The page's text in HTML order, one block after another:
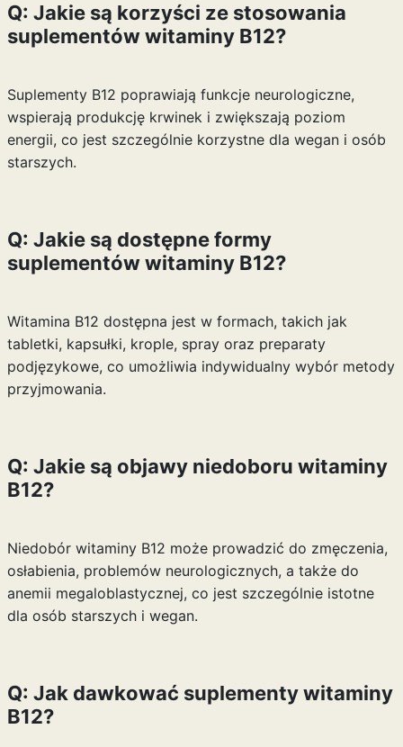
Q: Jakie są korzyści ze stosowania
suplementów witaminy B12?
Suplementy B12 poprawiają funkcje neurologiczne,
wspierają produkcję krwinek i zwiększają poziom
energii, co jest szczególnie korzystne dla wegan i osób
starszych.
Q: Jakie są dostępne formy
suplementów witaminy B12?
Witamina B12 dostępna jest w formach, takich jak
tabletki, kapsułki, krople, spray oraz preparaty
podjęzykowe, co umożliwia indywidualny wybór metody
przyjmowania.
Q: Jakie są objawy niedoboru witaminy
B12?
Niedobór witaminy B12 może prowadzić do zmęczenia,
osłabienia, problemów neurologicznych, a także do
anemii megaloblastycznej, co jest szczególnie istotne
dla osób starszych i wegan.
Q: Jak dawkować suplementy witaminy
B12?